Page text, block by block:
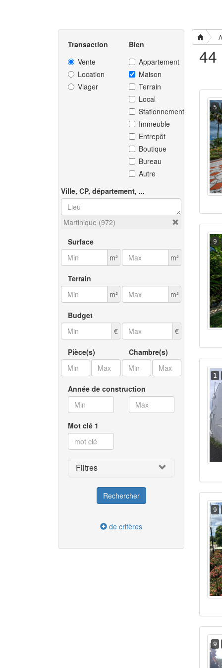
Transaction
Vente
Location
Viager
Bien
Appartement
Maison
Terrain
Local
Stationnement
Immeuble
Entrepôt
Boutique
Bureau
Autre
Ville, CP, département, ...
Martinique (972)
Surface
m²
m²
Terrain
m²
m²
Budget
€
€
Pièce(s) Chambre(s)
Année de construction
Mot clé 1
Filtres
de critères
5
9
1
9
9